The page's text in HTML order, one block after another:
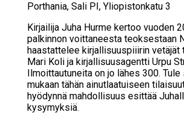
Port­ha­nia, Sali PI, Yli­opis­ton­ka­tu 3
Kirjailija Juha Hurme kertoo vuoden
palkinnon voittaneesta teoksestaan
haastattelee kirjallisuuspiiirin vetäjät
Mari Koli ja kirjallisuusagentti Urpu
Ilmoittautuneita on jo lähes 300. Tule
mukaan tähän ainutlaatuiseen
hyödynnä mahdollisuus esittää
kysymyksiä.